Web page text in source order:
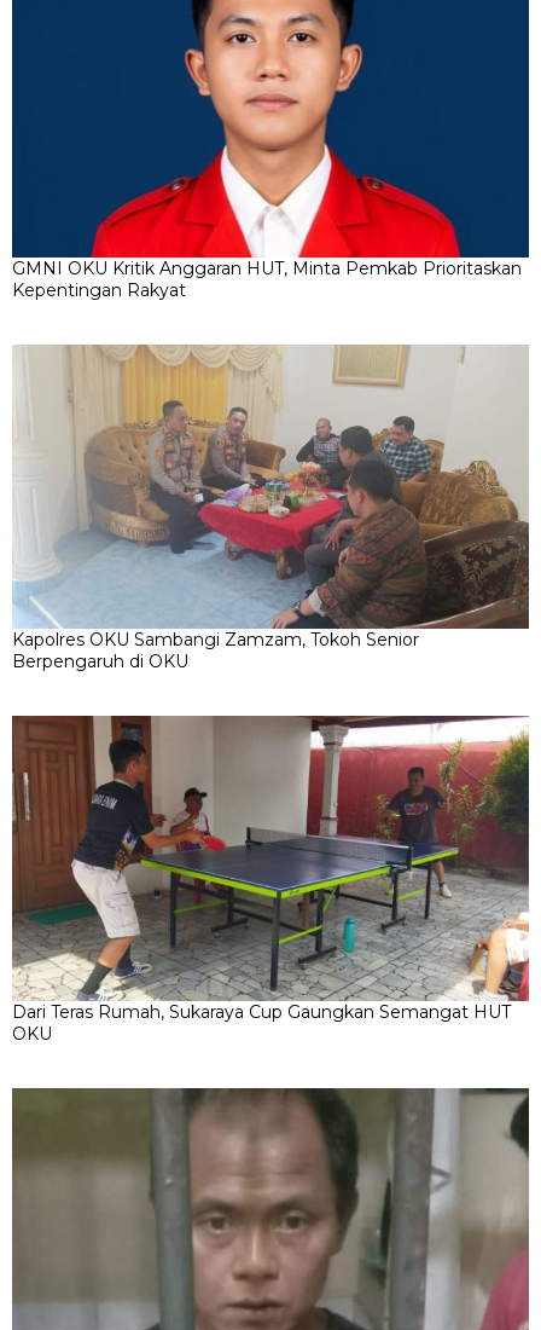
GMNI OKU Kritik Anggaran HUT, Minta Pemkab Prioritaskan
Kepentingan Rakyat
Kapolres OKU Sambangi Zamzam, Tokoh Senior
Berpengaruh di OKU
Dari Teras Rumah, Sukaraya Cup Gaungkan Semangat HUT
OKU